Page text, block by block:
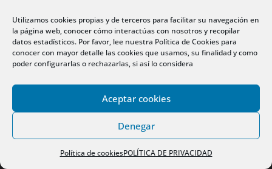
Utilizamos cookies propias y de terceros para facilitar su navegación en
la página web, conocer cómo interactúas con nosotros y recopilar
datos estadísticos. Por favor, lee nuestra Política de Cookies para
conocer con mayor detalle las cookies que usamos, su finalidad y como
poder configurarlas o rechazarlas, si así lo considera
Aceptar cookies
Denegar
Política de cookiesPOLÍTICA DE PRIVACIDAD
Psicólogos en Murcia
para terapia de
pareja
Psicólogos en Murcia